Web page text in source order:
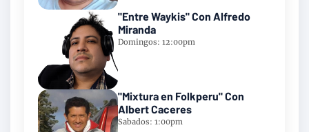
"Entre Waykis" Con Alfredo
Miranda
Domingos: 12:00pm
"Mixtura en Folkperu" Con
Albert Caceres
Sabados: 1:00pm